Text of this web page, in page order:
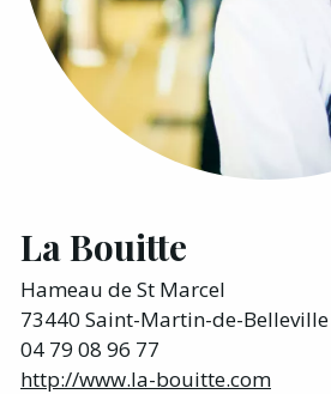
La Bouitte
Hameau de St Marcel
73440 Saint-Martin-de-Belleville
04 79 08 96 77
http://www.la-bouitte.com